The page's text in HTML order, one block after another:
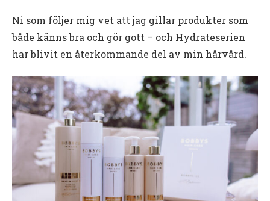
Ni som följer mig vet att jag gillar produkter som
både känns bra och gör gott – och Hydrateserien
har blivit en återkommande del av min hårvård.